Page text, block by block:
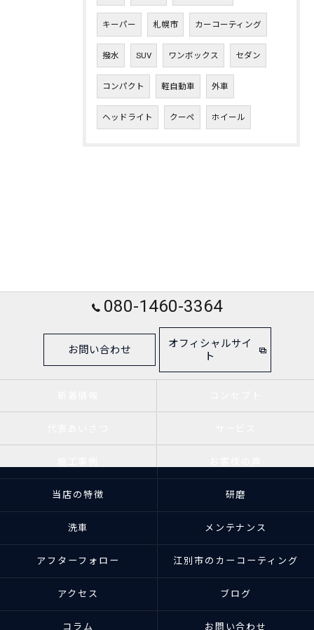
キーパー 札幌市 カーコーティング
撥水 SUV ワンボックス セダン
コンパクト 軽自動車 外車
ヘッドライト クーペ ホイール
080-1460-3364
お問い合わせ
オフィシャルサイ
ト
当店の特徴 研磨
洗車 メンテナンス
アフターフォロー 江別市のカーコーティング
アクセス ブログ
コラム お問い合わせ